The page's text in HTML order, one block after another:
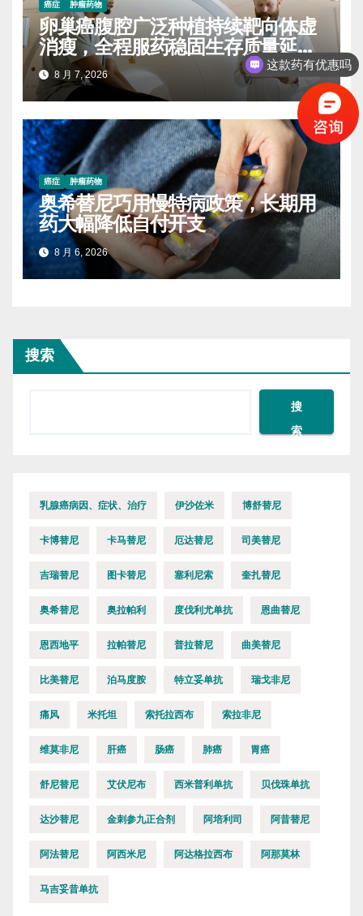
癌症 肿瘤药物
卵巢癌腹腔广泛种植持续靶向体虚
消瘦，全程服药稳固生存质量延缓
进展
8 月 7, 2026
癌症 肿瘤药物
奥希替尼巧用慢特病政策，长期用
药大幅降低自付开支
8 月 6, 2026
搜索
搜
索
乳腺癌病因、症状、治疗 伊沙佐米 博舒替尼
卡博替尼 卡马替尼 厄达替尼 司美替尼
吉瑞替尼 图卡替尼 塞利尼索 奎扎替尼
奥希替尼 奥拉帕利 度伐利尤单抗 恩曲替尼
恩西地平 拉帕替尼 普拉替尼 曲美替尼
比美替尼 泊马度胺 特立妥单抗 瑞戈非尼
痛风 米托坦 索托拉西布 索拉非尼
维莫非尼 肝癌 肠癌 肺癌 胃癌
舒尼替尼 艾伏尼布 西米普利单抗 贝伐珠单抗
达沙替尼 金刺参九正合剂 阿培利司 阿昔替尼
阿法替尼 阿西米尼 阿达格拉西布 阿那莫林
马吉妥昔单抗
这款药有优惠吗